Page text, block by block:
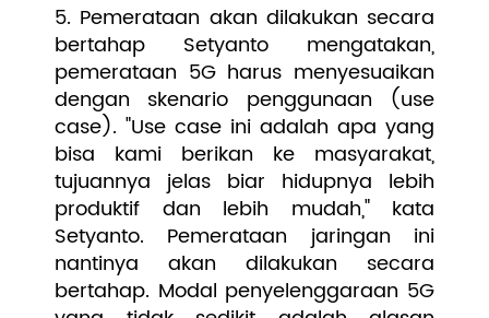
5. Pemerataan akan dilakukan secara
bertahap Setyanto mengatakan,
pemerataan 5G harus menyesuaikan
dengan skenario penggunaan (use
case). "Use case ini adalah apa yang
bisa kami berikan ke masyarakat,
tujuannya jelas biar hidupnya lebih
produktif dan lebih mudah," kata
Setyanto. Pemerataan jaringan ini
nantinya akan dilakukan secara
bertahap. Modal penyelenggaraan 5G